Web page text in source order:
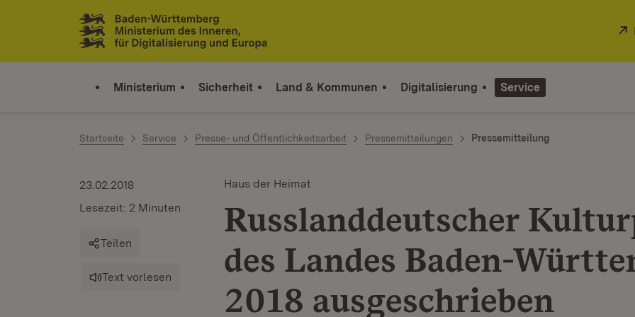
Zum Inhalt springen
Link zur Startseite
Ministerium Sicherheit Land & Kommunen Digitalisierung Service
Startseite Service Presse- und Öffentlichkeitsarbeit Pressemitteilungen Pressemitteilung
Haus der Heimat
Russlanddeutscher
des Landes Baden-
2018 ausgeschrieben
23.02.2018
Lesezeit: 2 Minuten
Teilen
Text vorlesen